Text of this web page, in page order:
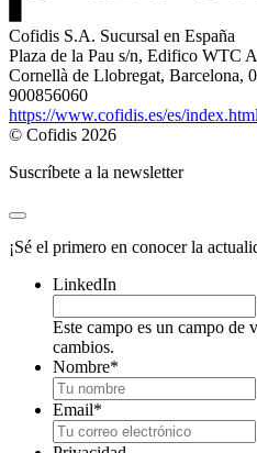
Cofidis S.A. Sucursal en España
Plaza de la Pau s/n, Edifico WTC
Cornellà de Llobregat, Barcelona,
900856060
https://www.cofidis.es/es/index.html
© Cofidis 2026
Suscríbete a la newsletter
¡Sé el primero en conocer la
LinkedIn
Este campo es un campo de
cambios.
Nombre*
Email*